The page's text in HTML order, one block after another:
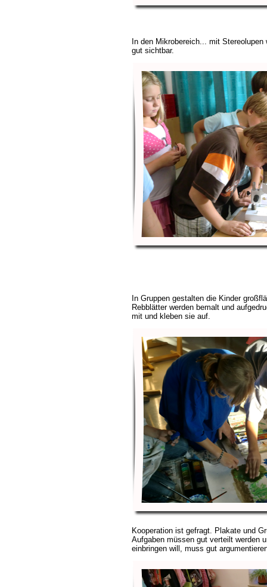
In den Mikrobereich... mit Stereolupen
gut sichtbar.
In Gruppen gestalten die Kinder
Rebblätter werden bemalt und
mit und kleben sie auf.
Kooperation ist gefragt. Plakate und
Aufgaben müssen gut verteilt werden
einbringen will, muss gut